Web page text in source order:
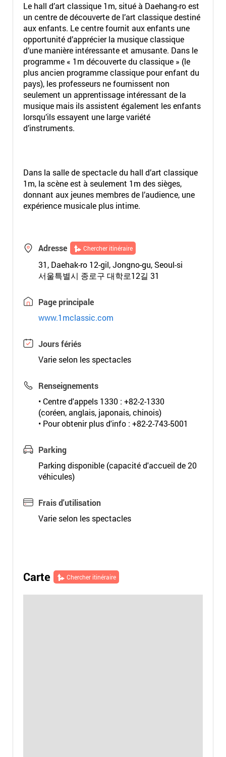
Le hall d’art classique 1m, situé à Daehang-ro est
un centre de découverte de l’art classique destiné
aux enfants. Le centre fournit aux enfants une
opportunité d’apprécier la musique classique
d’une manière intéressante et amusante. Dans le
programme « 1m découverte du classique » (le
plus ancien programme classique pour enfant du
pays), les professeurs ne fournissent non
seulement un apprentissage intéressant de la
musique mais ils assistent également les enfants
lorsqu’ils essayent une large variété
d’instruments.
Dans la salle de spectacle du hall d’art classique
1m, la scène est à seulement 1m des sièges,
donnant aux jeunes membres de l’audience, une
expérience musicale plus intime.
Adresse Chercher itinéraire
31, Daehak-ro 12-gil, Jongno-gu, Seoul-si
서울특별시 종로구 대학로12길 31
Page principale
www.1mclassic.com
Jours fériés
Varie selon les spectacles
Renseignements
• Centre d'appels 1330 : +82-2-1330
(coréen, anglais, japonais, chinois)
• Pour obtenir plus d'info : +82-2-743-5001
Parking
Parking disponible (capacité d'accueil de 20
véhicules)
Frais d'utilisation
Varie selon les spectacles
Carte Chercher itinéraire